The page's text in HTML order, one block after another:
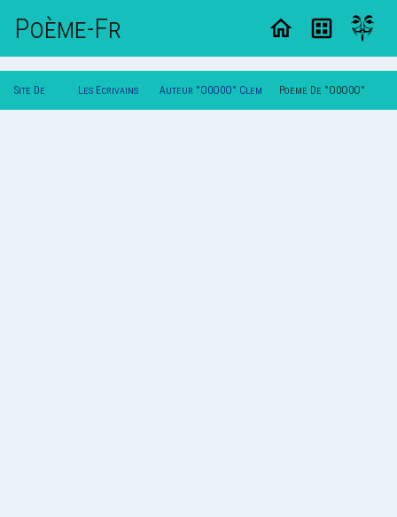
Poème-Fr
Site De Les Ecrivains Auteur °O0O0O° Clem Poeme De °O0O0O°